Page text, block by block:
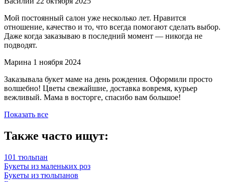
Мой постоянный салон уже несколько лет. Нравится
отношение, качество и то, что всегда помогают сделать выбор.
Даже когда заказываю в последний момент — никогда не
подводят.
Марина 1 ноября 2024
Заказывала букет маме на день рождения. Оформили просто
волшебно! Цветы свежайшие, доставка вовремя, курьер
вежливый. Мама в восторге, спасибо вам большое!
Показать все
Также часто ищут:
101 тюльпан
Букеты из маленьких роз
Букеты из тюльпанов